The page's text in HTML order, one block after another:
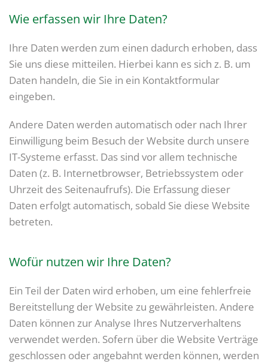
Wie erfassen wir Ihre Daten?
Ihre Daten werden zum einen dadurch erhoben, dass
Sie uns diese mitteilen. Hierbei kann es sich z. B. um
Daten handeln, die Sie in ein Kontaktformular
eingeben.
Andere Daten werden automatisch oder nach Ihrer
Einwilligung beim Besuch der Website durch unsere
IT-Systeme erfasst. Das sind vor allem technische
Daten (z. B. Internetbrowser, Betriebssystem oder
Uhrzeit des Seitenaufrufs). Die Erfassung dieser
Daten erfolgt automatisch, sobald Sie diese Website
betreten.
Wofür nutzen wir Ihre Daten?
Ein Teil der Daten wird erhoben, um eine fehlerfreie
Bereitstellung der Website zu gewährleisten. Andere
Daten können zur Analyse Ihres Nutzerverhaltens
verwendet werden. Sofern über die Website Verträge
geschlossen oder angebahnt werden können, werden